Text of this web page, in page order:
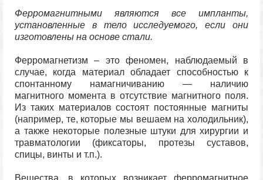
Ферромагнитными являются все импланты,
установленные в тело исследуемого, если они
изготовлены на основе стали.
Ферромагнетизм – это феномен, наблюдаемый в
случае, когда материал обладает способностью к
спонтанному намагничиванию — наличию
магнитного момента в отсутствие магнитного поля.
Из таких материалов состоят постоянные магниты
(например, те, которые мы вешаем на холодильник),
а также некоторые полезные штуки для хирургии и
травматологии (фиксаторы, протезы суставов,
спицы, винты и т.п.).
Вещества, в которых возникает ферромагнитное